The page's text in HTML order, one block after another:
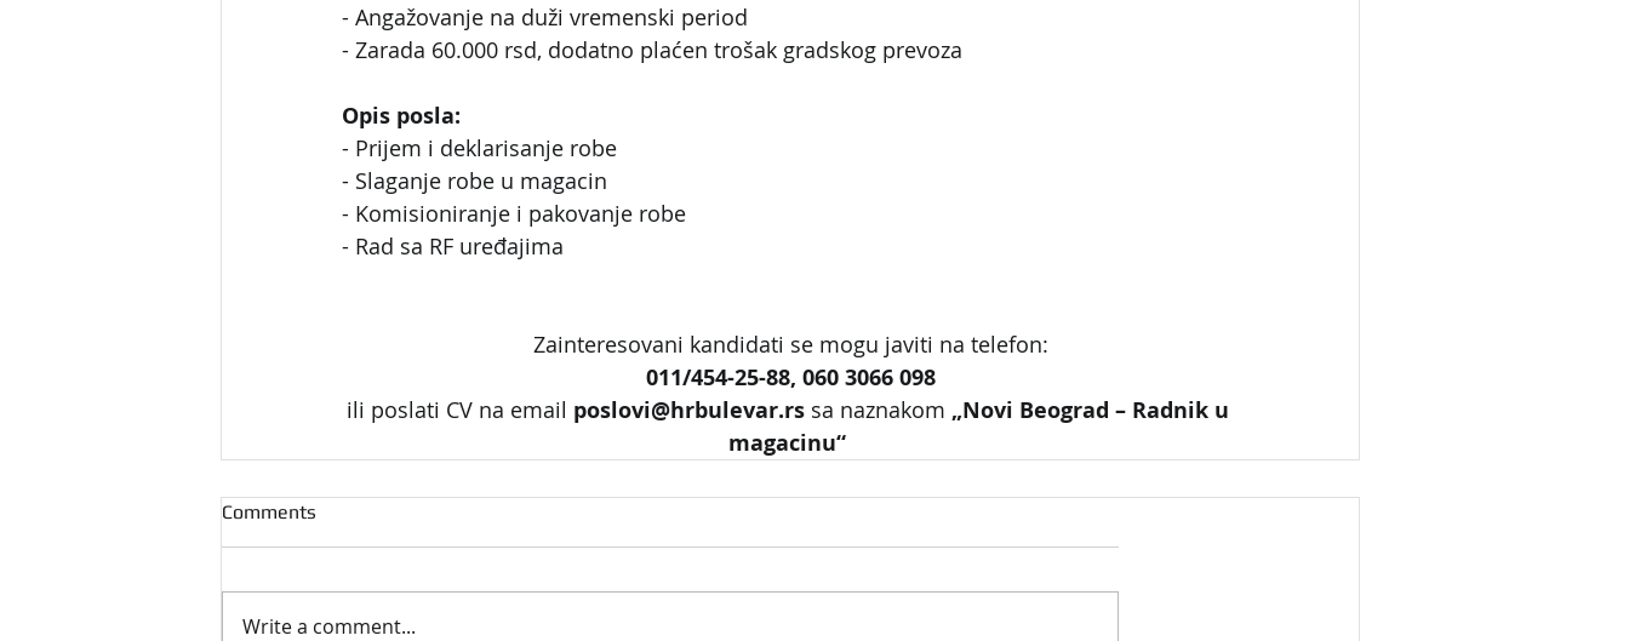
- Angažovanje na duži vremenski period
- Zarada 60.000 rsd, dodatno plaćen trošak gradskog prevoza
Opis posla:
- Prijem i deklarisanje robe
- Slaganje robe u magacin
- Komisioniranje i pakovanje robe
- Rad sa RF uređajima
Zainteresovani kandidati se mogu javiti na telefon:
011/454-25-88, 060 3066 098
ili poslati CV na email poslovi@hrbulevar.rs sa naznakom „Novi Beograd – Radnik u
magacinu“
Comments
Write a comment...